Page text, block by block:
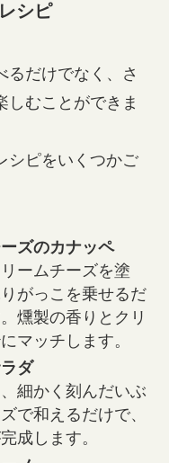
シピ
るだけでなく、さ
しむことができま
シピをいくつかご
ズのカナッペ
ームチーズを塗
がっこを乗せるだ
燻製の香りとクリ
マッチします。
ダ
細かく刻んだいぶ
で和えるだけで、
成します。